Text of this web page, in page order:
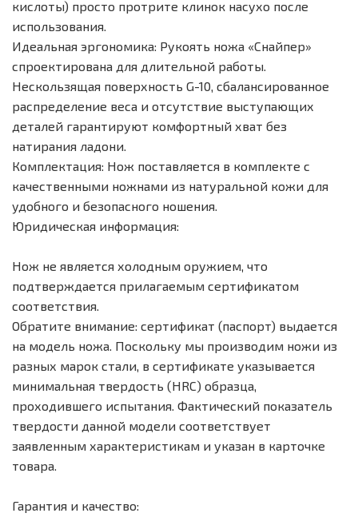
кислоты) просто протрите клинок насухо после
использования.
Идеальная эргономика: Рукоять ножа «Снайпер»
спроектирована для длительной работы.
Нескользящая поверхность G-10, сбалансированное
распределение веса и отсутствие выступающих
деталей гарантируют комфортный хват без
натирания ладони.
Комплектация: Нож поставляется в комплекте с
качественными ножнами из натуральной кожи для
удобного и безопасного ношения.
Юридическая информация:
Нож не является холодным оружием, что
подтверждается прилагаемым сертификатом
соответствия.
Обратите внимание: сертификат (паспорт) выдается
на модель ножа. Поскольку мы производим ножи из
разных марок стали, в сертификате указывается
минимальная твердость (HRC) образца,
проходившего испытания. Фактический показатель
твердости данной модели соответствует
заявленным характеристикам и указан в карточке
товара.
Гарантия и качество: